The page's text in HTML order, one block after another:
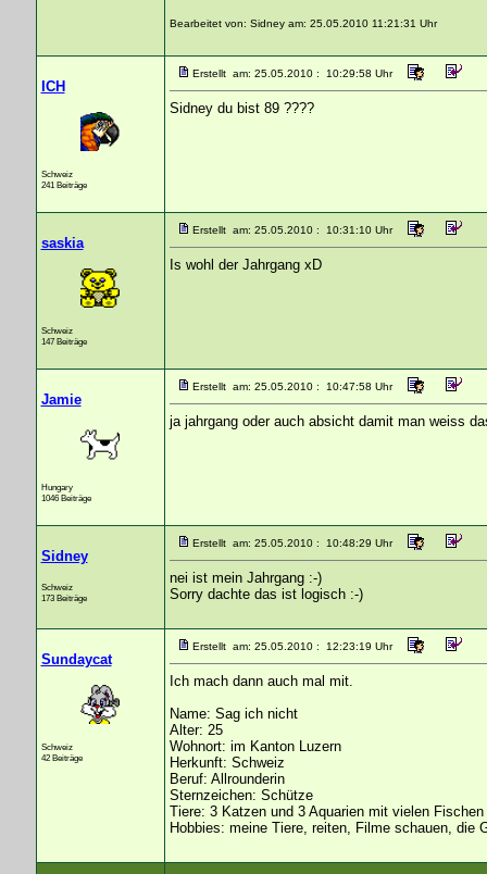
Bearbeitet von: Sidney am: 25.05.2010 11:21:31 Uhr
ICH
Schweiz
241 Beiträge
Erstellt am: 25.05.2010 : 10:29:58 Uhr
Sidney du bist 89 ????
saskia
Schweiz
147 Beiträge
Erstellt am: 25.05.2010 : 10:31:10 Uhr
Is wohl der Jahrgang xD
Jamie
Hungary
1046 Beiträge
Erstellt am: 25.05.2010 : 10:47:58 Uhr
ja jahrgang oder auch absicht damit man weiss
Sidney
Schweiz
173 Beiträge
Erstellt am: 25.05.2010 : 10:48:29 Uhr
nei ist mein Jahrgang :-)
Sorry dachte das ist logisch :-)
Sundaycat
Schweiz
42 Beiträge
Erstellt am: 25.05.2010 : 12:23:19 Uhr
Ich mach dann auch mal mit.
Name: Sag ich nicht
Alter: 25
Wohnort: im Kanton Luzern
Herkunft: Schweiz
Beruf: Allrounderin
Sternzeichen: Schütze
Tiere: 3 Katzen und 3 Aquarien mit vielen Fischen
Hobbies: meine Tiere, reiten, Filme schauen, die